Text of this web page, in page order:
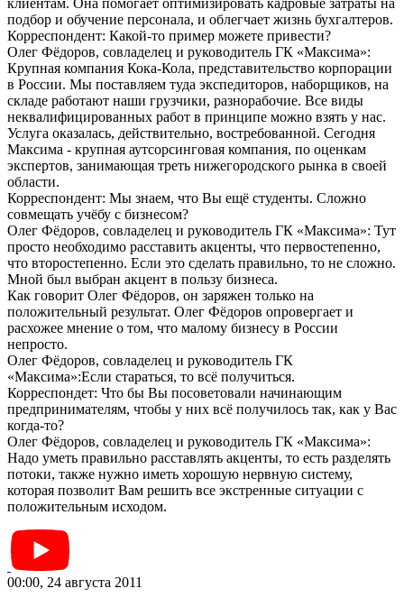
подбор и обучение персонала, и облегчает жизнь бухгалтеров.
Корреспондент: Какой-то пример можете привести?
Олег Фёдоров, совладелец и руководитель ГК «Максима»:
Крупная компания Кока-Кола, представительство корпорации
в России. Мы поставляем туда экспедиторов, наборщиков, на
складе работают наши грузчики, разнорабочие. Все виды
неквалифицированных работ в принципе можно взять у нас.
Услуга оказалась, действительно, востребованной. Сегодня
Максима - крупная аутсорсинговая компания, по оценкам
экспертов, занимающая треть нижегородского рынка в своей
области.
Корреспондент: Мы знаем, что Вы ещё студенты. Сложно
совмещать учёбу с бизнесом?
Олег Фёдоров, совладелец и руководитель ГК «Максима»: Тут
просто необходимо расставить акценты, что первостепенно,
что второстепенно. Если это сделать правильно, то не сложно.
Мной был выбран акцент в пользу бизнеса.
Как говорит Олег Фёдоров, он заряжен только на
положительный результат. Олег Фёдоров опровергает и
расхожее мнение о том, что малому бизнесу в России
непросто.
Олег Фёдоров, совладелец и руководитель ГК
«Максима»:Если стараться, то всё получиться.
Корреспондет: Что бы Вы посоветовали начинающим
предпринимателям, чтобы у них всё получилось так, как у Вас
когда-то?
Олег Фёдоров, совладелец и руководитель ГК «Максима»:
Надо уметь правильно расставлять акценты, то есть разделять
потоки, также нужно иметь хорошую нервную систему,
которая позволит Вам решить все экстренные ситуации с
положительным исходом.
00:00, 24 августа 2011